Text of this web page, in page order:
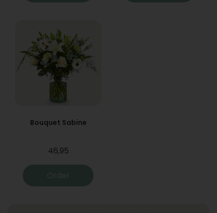
Bouquet Sabine
46,95
Order